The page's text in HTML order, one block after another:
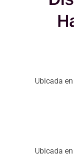
Ubicada
Ubicada